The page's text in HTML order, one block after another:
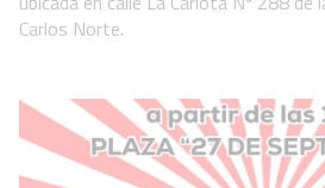
Carlos Norte.